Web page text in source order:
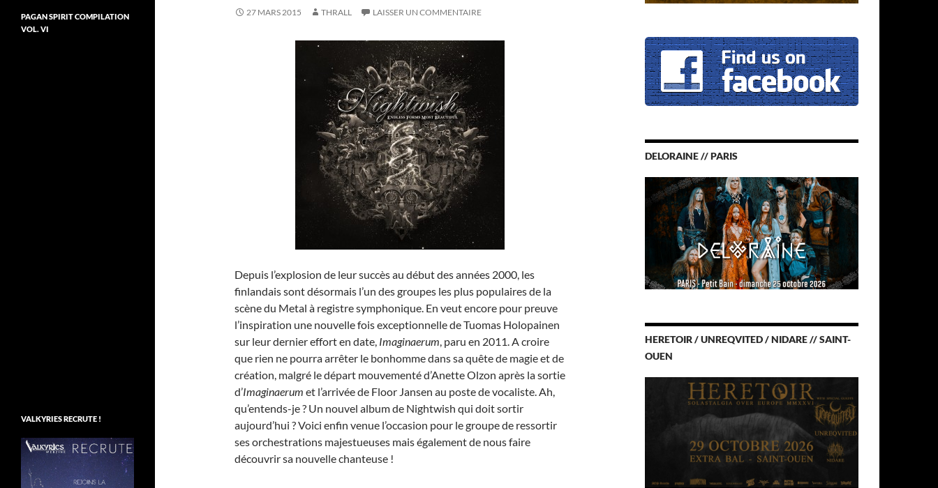
27 MARS 2015 THRALL LAISSER UN COMMENTAIRE
Depuis l’explosion de leur succès au début des années 2000, les
finlandais sont désormais l’un des groupes les plus populaires de la
scène du Metal à registre symphonique. En veut encore pour preuve
l’inspiration une nouvelle fois exceptionnelle de Tuomas Holopainen
sur leur dernier effort en date, Imaginaerum, paru en 2011. A croire
que rien ne pourra arrêter le bonhomme dans sa quête de magie et de
création, malgré le départ mouvementé d’Anette Olzon après la sortie
d’Imaginaerum et l’arrivée de Floor Jansen au poste de vocaliste. Ah,
qu’entends-je ? Un nouvel album de Nightwish qui doit sortir
aujourd’hui ? Voici enfin venue l’occasion pour le groupe de ressortir
ses orchestrations majestueuses mais également de nous faire
découvrir sa nouvelle chanteuse !
DELORAINE // PARIS
HERETOIR / UNREQVITED / NIDARE // SAINT-
OUEN
PAGAN SPIRIT COMPILATION
VOL. VI
VALKYRIES RECRUTE !